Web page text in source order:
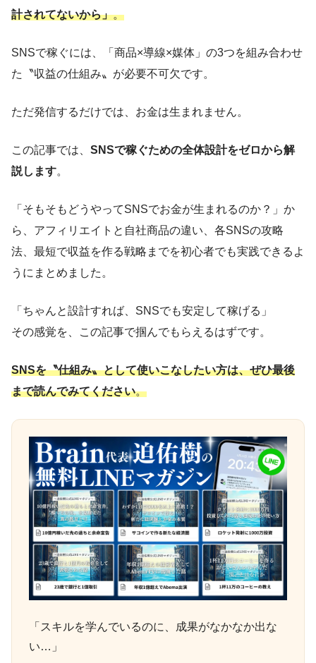
計されてないから」。
SNSで稼ぐには、「商品×導線×媒体」の3つを組み合わせ
た〝収益の仕組み〟が必要不可欠です。
ただ発信するだけでは、お金は生まれません。
この記事では、 SNSで稼ぐための全体設計をゼロから解
説します。
「そもそもどうやってSNSでお金が生まれるのか？」か
ら、アフィリエイトと自社商品の違い、各SNSの攻略
法、最短で収益を作る戦略までを初心者でも実践できるよ
うにまとめました。
「ちゃんと設計すれば、SNSでも安定して稼げる」
その感覚を、この記事で掴んでもらえるはずです。
SNSを〝仕組み〟として使いこなしたい方は、ぜひ最後
まで読んでみてください。
「スキルを学んでいるのに、成果がなかなか出な
い…」